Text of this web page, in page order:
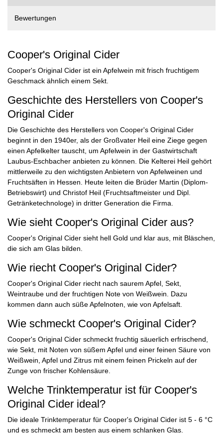
Bewertungen
Cooper's Original Cider
Cooper's Original Cider ist ein Apfelwein mit frisch fruchtigem
Geschmack ähnlich einem Sekt.
Geschichte des Herstellers von Cooper's
Original Cider
Die Geschichte des Herstellers von Cooper's Original Cider
beginnt in den 1940er, als der Großvater Heil eine Ziege gegen
einen Apfelkelter tauscht, um Apfelwein in der Gastwirtschaft
Laubus-Eschbacher anbieten zu können. Die Kelterei Heil gehört
mittlerweile zu den wichtigsten Anbietern von Apfelweinen und
Fruchtsäften in Hessen. Heute leiten die Brüder Martin (Diplom-
Betriebswirt) und Christof Heil (Fruchtsaftmeister und Dipl.
Getränketechnologe) in dritter Generation die Firma.
Wie sieht Cooper's Original Cider aus?
Cooper's Original Cider sieht hell Gold und klar aus, mit Bläschen,
die sich am Glas bilden.
Wie riecht Cooper's Original Cider?
Cooper's Original Cider riecht nach saurem Apfel, Sekt,
Weintraube und der fruchtigen Note von Weißwein. Dazu
kommen dann auch süße Apfelnoten, wie von Apfelsaft.
Wie schmeckt Cooper's Original Cider?
Cooper's Original Cider schmeckt fruchtig säuerlich erfrischend,
wie Sekt, mit Noten von süßem Apfel und einer feinen Säure von
Weißwein, Apfel und Zitrus mit einem feinen Prickeln auf der
Zunge von frischer Kohlensäure.
Welche Trinktemperatur ist für Cooper's
Original Cider ideal?
Die ideale Trinktemperatur für Cooper's Original Cider ist 5 - 6 °C
und es schmeckt am besten aus einem schlanken Glas.